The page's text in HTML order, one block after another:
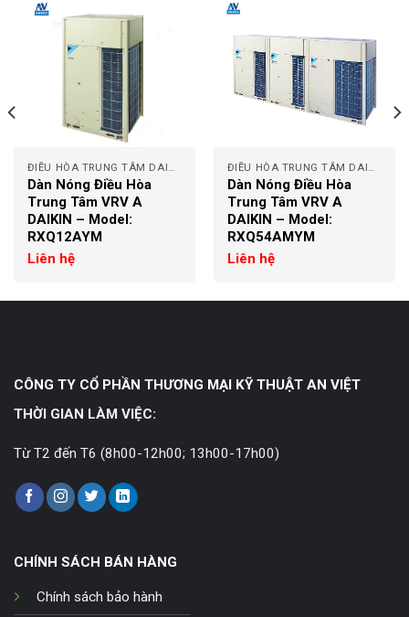
ĐIỀU HÒA TRUNG TÂM DAIKIN
Dàn Nóng Điều Hòa
Trung Tâm VRV A
DAIKIN – Model:
RXQ12AYM
Liên hệ
ĐIỀU HÒA TRUNG TÂM DAIKIN
Dàn Nóng Điều Hòa
Trung Tâm VRV A
DAIKIN – Model:
RXQ54AMYM
Liên hệ
CÔNG TY CỔ PHẦN THƯƠNG MẠI KỸ THUẬT AN VIỆT
THỜI GIAN LÀM VIỆC:
Từ T2 đến T6 (8h00-12h00; 13h00-17h00)
CHÍNH SÁCH BÁN HÀNG
Chính sách bảo hành